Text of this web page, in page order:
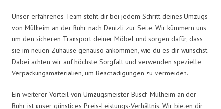
Unser erfahrenes Team steht dir bei jedem Schritt deines Umzugs
von Mülheim an der Ruhr nach Denizli zur Seite. Wir kümmern uns
um den sicheren Transport deiner Möbel und sorgen dafür, dass
sie im neuen Zuhause genauso ankommen, wie du es dir wünschst.
Dabei achten wir auf höchste Sorgfalt und verwenden spezielle
Verpackungsmaterialien, um Beschädigungen zu vermeiden.
Ein weiterer Vorteil von Umzugsmeister Busch Mülheim an der
Ruhr ist unser günstiges Preis-Leistungs-Verhältnis. Wir bieten dir